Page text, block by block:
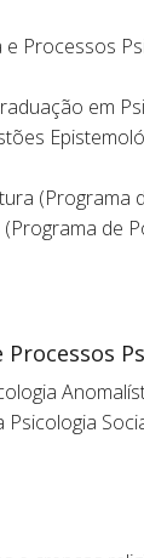
Processos
em
(Programa
de